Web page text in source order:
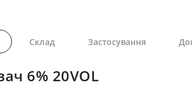
6% 20VOL
Склад Застосування